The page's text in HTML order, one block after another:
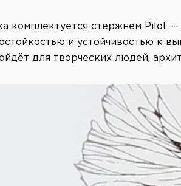
комплектуется стержнем Pilot
и устойчивостью к
для творческих людей,